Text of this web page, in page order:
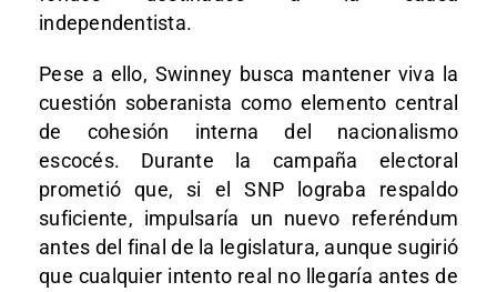
independentista.
Pese a ello, Swinney busca mantener viva la
cuestión soberanista como elemento central
de cohesión interna del nacionalismo
escocés. Durante la campaña electoral
prometió que, si el SNP lograba respaldo
suficiente, impulsaría un nuevo referéndum
antes del final de la legislatura, aunque sugirió
que cualquier intento real no llegaría antes de